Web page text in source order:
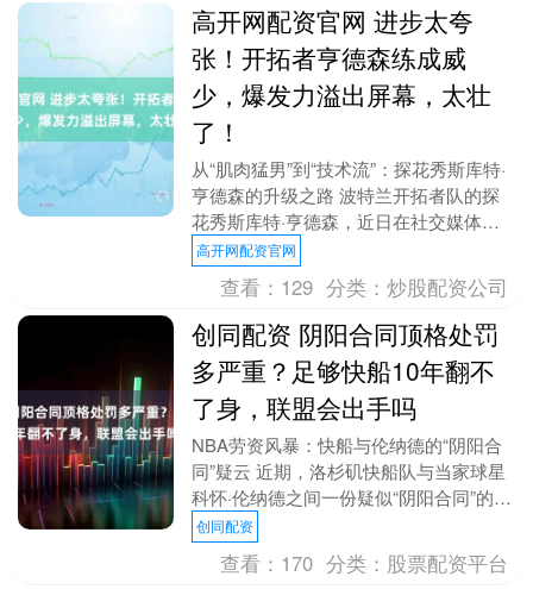
高开网配资官网 进步太夸
张！开拓者亨德森练成威
少，爆发力溢出屏幕，太壮
了！
从“肌肉猛男”到“技术流”：探花秀斯库特·
亨德森的升级之路 波特兰开拓者队的探
花秀斯库特·亨德森，近日在社交媒体上
掀起了一阵热议。他近日发布的一组最新
训练照，无....
高开网配资官网
查看： 129 分类：炒股配资公司
创同配资 阴阳合同顶格处罚
多严重？足够快船10年翻不
了身，联盟会出手吗
NBA劳资风暴：快船与伦纳德的“阴阳合
同”疑云 近期，洛杉矶快船队与当家球星
科怀·伦纳德之间一份疑似“阴阳合同”的传
闻，如同一枚重磅炸弹，在NBA联盟掀起
轩然大....
创同配资
查看： 170 分类： 股票配资平台